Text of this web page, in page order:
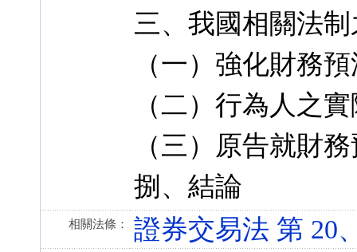
三、我國相關法
（一）強化財務
（二）行為人之
（三）原告就財
捌、結論
相關法條： 證券交易法 第 20